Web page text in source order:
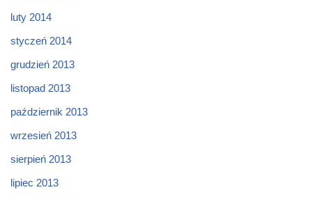
luty 2014
styczeń 2014
grudzień 2013
listopad 2013
październik 2013
wrzesień 2013
sierpień 2013
lipiec 2013